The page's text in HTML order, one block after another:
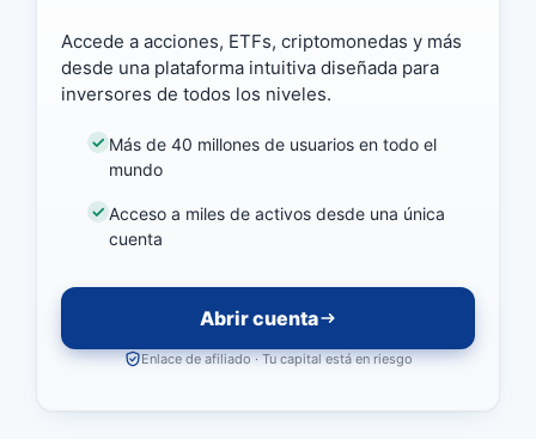
Accede a acciones, ETFs, criptomonedas y más
desde una plataforma intuitiva diseñada para
inversores de todos los niveles.
Más de 40 millones de usuarios en todo el
mundo
Acceso a miles de activos desde una única
cuenta
Abrir cuenta
Enlace de afiliado · Tu capital está en riesgo